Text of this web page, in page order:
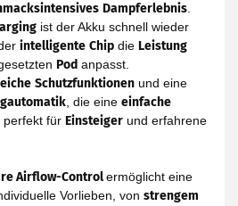
Dampferlebnis
ist der Akku schnell wieder
intelligente Chip die Leistung
Pod anpasst.
Schutzfunktionen und eine
, die eine einfache
perfekt für Einsteiger und erfahrene
Airflow-Controlermöglicht eine
Vorlieben, von strengem